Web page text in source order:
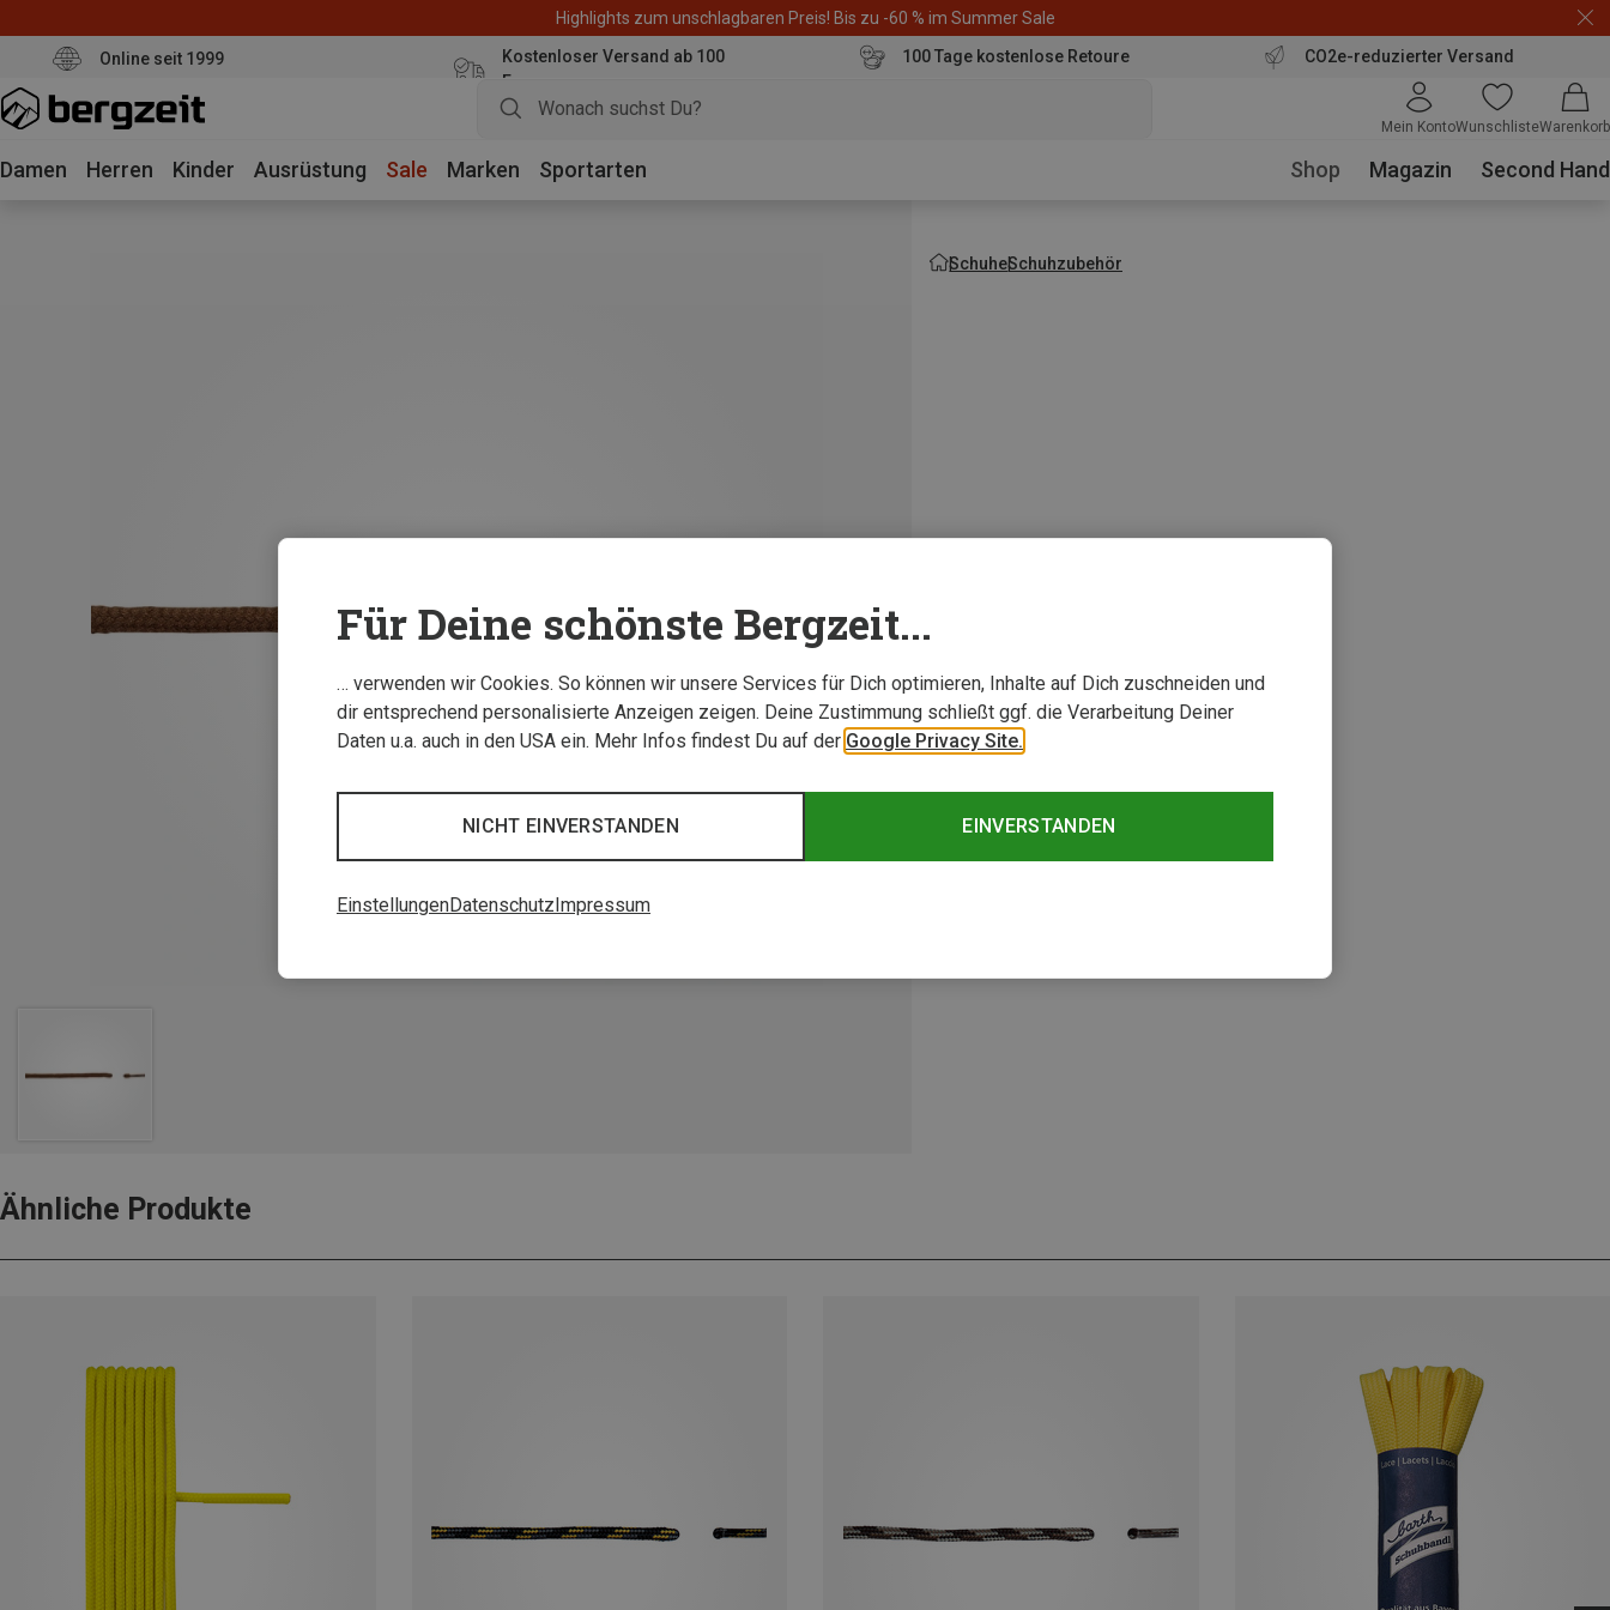
Highlights zum unschlagbaren Preis! Bis zu -60 % im Summer Sale
Online seit 1999
Kostenloser Versand ab 100
Euro
100 Tage kostenlose Retoure CO2e-reduzierter Versand
Mein KontoWunschlisteWarenkorb
Damen Herren Kinder Ausrüstung Sale Marken Sportarten Shop Magazin Second Hand
SchuheSchuhzubehör
Ähnliche Produkte
Für Deine schönste Bergzeit...
… verwenden wir Cookies. So können wir unsere Services für Dich optimieren, Inhalte auf Dich zuschneiden und
dir entsprechend personalisierte Anzeigen zeigen. Deine Zustimmung schließt ggf. die Verarbeitung Deiner
Daten u.a. auch in den USA ein. Mehr Infos findest Du auf der Google Privacy Site.
EINVERSTANDEN
NICHT EINVERSTANDEN
EinstellungenDatenschutzImpressum